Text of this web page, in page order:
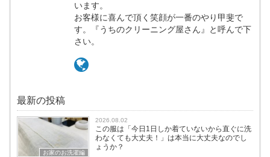
います。
お客様に喜んで頂く笑顔が一番のやり甲斐で
す。『うちのクリーニング屋さん』と呼んで下
さい。
最新の投稿
お家のお洗濯編
2026.08.02
この服は「今日1日しか着ていないから直ぐに洗
わなくても大丈夫！」は本当に大丈夫なのでし
ょうか？